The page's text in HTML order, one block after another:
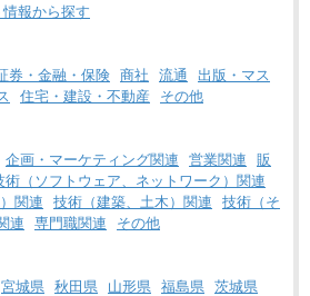
報から探す
券・金融・保険 商社 流通
出版・マス
住宅・建設・不動産 その他
企画・マーケティング関連 営業関連
販
術（ソフトウェア、ネットワーク）関連
関連
技術（建築、土木）関連
技術（そ
連 専門職関連 その他
宮城県 秋田県 山形県 福島県
茨城県